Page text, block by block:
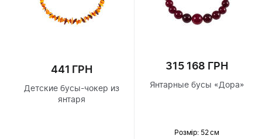
441 ГРН
Детские бусы-чокер из
янтаря
315 168 ГРН
Янтарные бусы «Дора»
Розмір: 52 см